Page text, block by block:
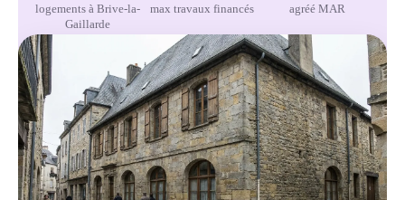
logements à Brive-la-
Gaillarde
max travaux financés agréé MAR